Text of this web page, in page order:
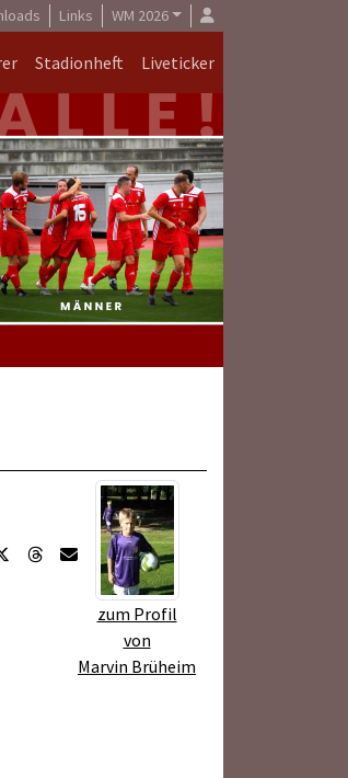
Links WM 2026
Stadionheft Liveticker
zum Profil
von
Marvin Brüheim